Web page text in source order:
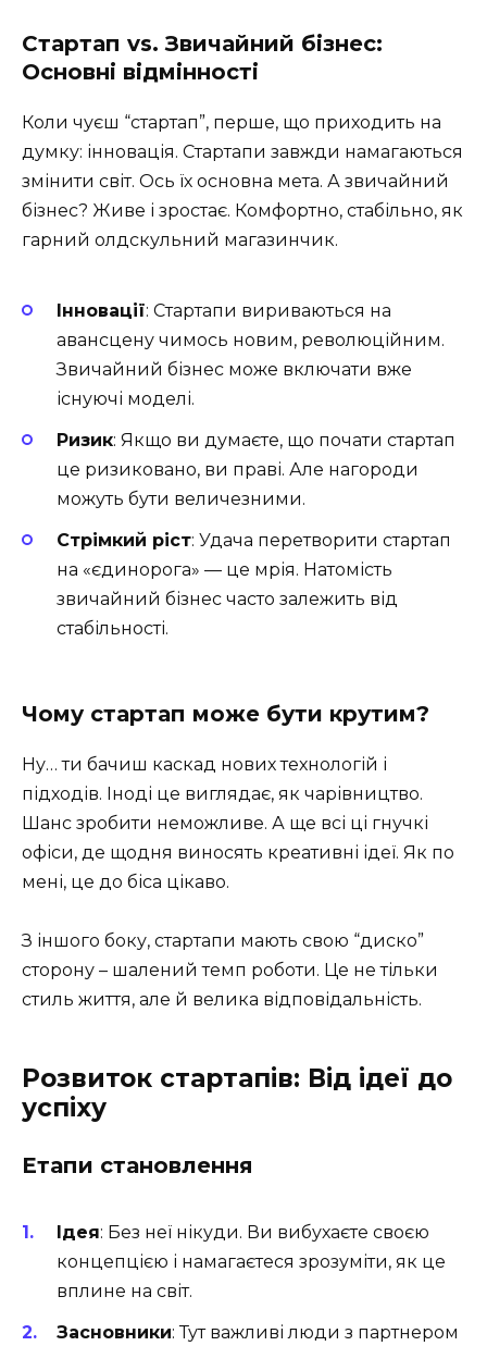
Стартап vs. Звичайний бізнес:
Основні відмінності
Коли чуєш “стартап”, перше, що приходить на
думку: інновація. Стартапи завжди намагаються
змінити світ. Ось їх основна мета. А звичайний
бізнес? Живе і зростає. Комфортно, стабільно, як
гарний олдскульний магазинчик.
Інновації: Стартапи вириваються на
авансцену чимось новим, революційним.
Звичайний бізнес може включати вже
існуючі моделі.
Ризик: Якщо ви думаєте, що почати стартап
це ризиковано, ви праві. Але нагороди
можуть бути величезними.
Стрімкий ріст: Удача перетворити стартап
на «єдинорога» — це мрія. Натомість
звичайний бізнес часто залежить від
стабільності.
Чому стартап може бути крутим?
Ну… ти бачиш каскад нових технологій і
підходів. Іноді це виглядає, як чарівництво.
Шанс зробити неможливе. А ще всі ці гнучкі
офіси, де щодня виносять креативні ідеї. Як по
мені, це до біса цікаво.
З іншого боку, стартапи мають свою “диско”
сторону – шалений темп роботи. Це не тільки
стиль життя, але й велика відповідальність.
Розвиток стартапів: Від ідеї до
успіху
Етапи становлення
Ідея: Без неї нікуди. Ви вибухаєте своєю
концепцією і намагаєтеся зрозуміти, як це
вплине на світ.
Засновники: Тут важливі люди з партнером